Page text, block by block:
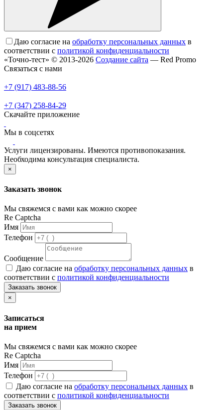
Даю согласие на обработку персональных данных в
соответствии с политикой конфиденциальности
«Точно-тест» © 2013-2026 Создание сайта — Red Promo
Связаться с нами
+7 (917) 483-88-56
+7 (347) 258-84-29
Скачайте приложение
Мы в соцсетях
Услуги лицензированы. Имеются противопоказания.
Необходима консультация специалиста.
×
Заказать звонок
Мы свяжемся с вами как можно скорее
Re Captcha
Имя
Телефон
Сообщение
Даю согласие на обработку персональных данных в
соответствии с политикой конфиденциальности
Заказать звонок
×
Записаться
на прием
Мы свяжемся с вами как можно скорее
Re Captcha
Имя
Телефон
Даю согласие на обработку персональных данных в
соответствии с политикой конфиденциальности
Заказать звонок